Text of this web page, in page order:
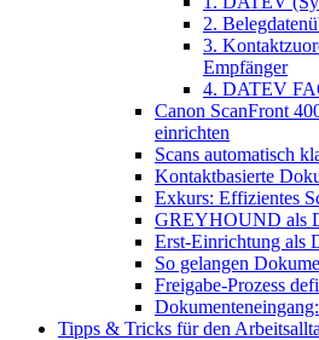
2.
3.
Empfänger
4. DATEV
Canon ScanFront
einrichten
Scans automatisch
Kontaktbasierte
Exkurs: Effizientes
GREYHOUND als
Erst-Einrichtung als
So gelangen
Freigabe-Prozess
Tipps & Tricks für den